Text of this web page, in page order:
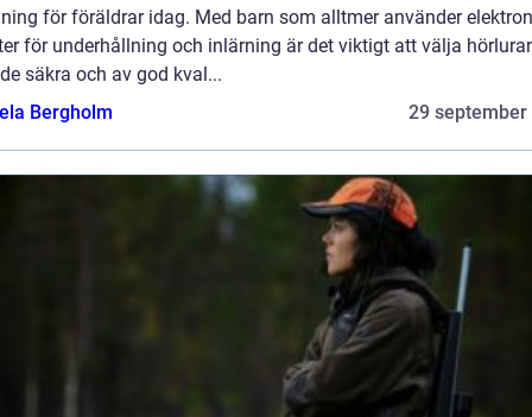
för föräldrar idag. Med barn som alltmer använder
för underhållning och inlärning är det viktigt att välja
säkra och av god kval...
Bergholm
29 september